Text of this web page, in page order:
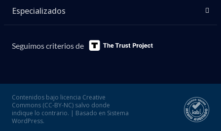
Especializados
Seguimos criterios de
Contenidos bajo licencia Creative
Commons (CC-BY-NC) salvo donde
indique lo contrario. | Basado en Sistema
WordPress.